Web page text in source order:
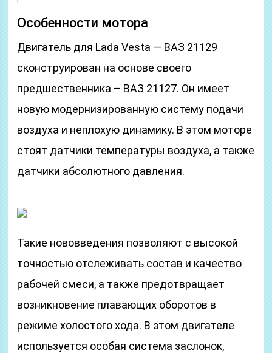
Особенности мотора
Двигатель для Lada Vesta — ВАЗ 21129
сконструирован на основе своего
предшественника – ВАЗ 21127. Он имеет
новую модернизированную систему подачи
воздуха и неплохую динамику. В этом моторе
стоят датчики температуры воздуха, а также
датчики абсолютного давления.
Такие нововведения позволяют с высокой
точностью отслеживать состав и качество
рабочей смеси, а также предотвращает
возникновение плавающих оборотов в
режиме холостого хода. В этом двигателе
используется особая система заслонок,